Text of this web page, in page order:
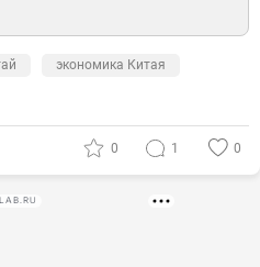
экономика Китая
0 1 0